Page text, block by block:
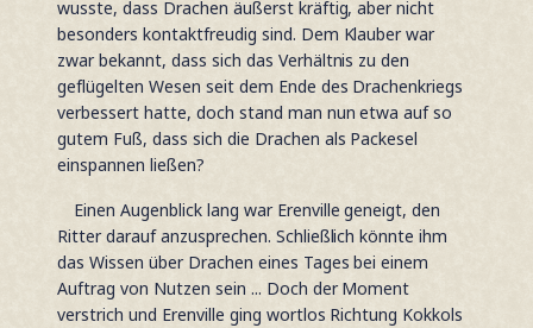
wusste, dass Drachen äußerst kräftig, aber nicht
besonders kontaktfreudig sind. Dem Klauber war
zwar bekannt, dass sich das Verhältnis zu den
geflügelten Wesen seit dem Ende des Drachenkriegs
verbessert hatte, doch stand man nun etwa auf so
gutem Fuß, dass sich die Drachen als Packesel
einspannen ließen?
Einen Augenblick lang war Erenville geneigt, den
Ritter darauf anzusprechen. Schließlich könnte ihm
das Wissen über Drachen eines Tages bei einem
Auftrag von Nutzen sein ... Doch der Moment
verstrich und Erenville ging wortlos Richtung Kokkols